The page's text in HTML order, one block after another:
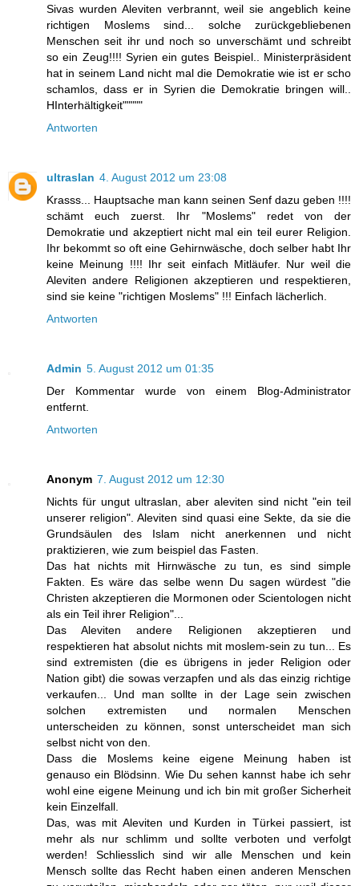
Sivas wurden Aleviten verbrannt, weil sie angeblich keine
richtigen Moslems sind... solche zurückgebliebenen
Menschen seit ihr und noch so unverschämt und schreibt
so ein Zeug!!!! Syrien ein gutes Beispiel.. Ministerpräsident
hat in seinem Land nicht mal die Demokratie wie ist er scho
schamlos, dass er in Syrien die Demokratie bringen will..
HInterhältigkeit"""""
Antworten
ultraslan 4. August 2012 um 23:08
Krasss... Hauptsache man kann seinen Senf dazu geben !!!!
schämt euch zuerst. Ihr "Moslems" redet von der
Demokratie und akzeptiert nicht mal ein teil eurer Religion.
Ihr bekommt so oft eine Gehirnwäsche, doch selber habt Ihr
keine Meinung !!!! Ihr seit einfach Mitläufer. Nur weil die
Aleviten andere Religionen akzeptieren und respektieren,
sind sie keine "richtigen Moslems" !!! Einfach lächerlich.
Antworten
Admin 5. August 2012 um 01:35
Der Kommentar wurde von einem Blog-Administrator
entfernt.
Antworten
Anonym 7. August 2012 um 12:30
Nichts für ungut ultraslan, aber aleviten sind nicht "ein teil
unserer religion". Aleviten sind quasi eine Sekte, da sie die
Grundsäulen des Islam nicht anerkennen und nicht
praktizieren, wie zum beispiel das Fasten.
Das hat nichts mit Hirnwäsche zu tun, es sind simple
Fakten. Es wäre das selbe wenn Du sagen würdest "die
Christen akzeptieren die Mormonen oder Scientologen nicht
als ein Teil ihrer Religion"...
Das Aleviten andere Religionen akzeptieren und
respektieren hat absolut nichts mit moslem-sein zu tun... Es
sind extremisten (die es übrigens in jeder Religion oder
Nation gibt) die sowas verzapfen und als das einzig richtige
verkaufen... Und man sollte in der Lage sein zwischen
solchen extremisten und normalen Menschen
unterscheiden zu können, sonst unterscheidet man sich
selbst nicht von den.
Dass die Moslems keine eigene Meinung haben ist
genauso ein Blödsinn. Wie Du sehen kannst habe ich sehr
wohl eine eigene Meinung und ich bin mit großer Sicherheit
kein Einzelfall.
Das, was mit Aleviten und Kurden in Türkei passiert, ist
mehr als nur schlimm und sollte verboten und verfolgt
werden! Schliesslich sind wir alle Menschen und kein
Mensch sollte das Recht haben einen anderen Menschen